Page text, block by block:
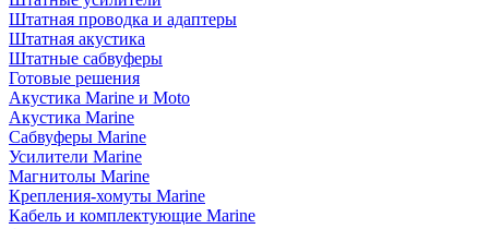
Штатная проводка и адаптеры
Штатная акустика
Штатные сабвуферы
Готовые решения
Акустика Marine и Moto
Акустика Marine
Сабвуферы Marine
Усилители Marine
Магнитолы Marine
Крепления-хомуты Marine
Кабель и комплектующие Marine